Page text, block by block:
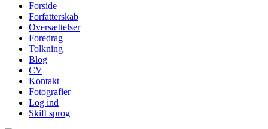
Forside
Forfatterskab
Oversættelser
Foredrag
Tolkning
Blog
CV
Kontakt
Fotografier
Log ind
Skift sprog